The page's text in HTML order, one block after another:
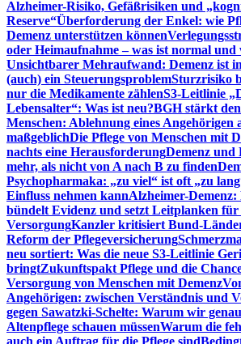
Alzheimer-Risiko, Gefäßrisiken und
Reserve“Überforderung der Enkel: wie
Demenz unterstützen können
oder Heimaufnahme – was ist normal und
Unsichtbarer Mehraufwand: Demenz ist
(auch) ein SteuerungsproblemSturzrisiko
nur die Medikamente zählenS3-Leitlinie
Lebensalter“: Was ist neu?BGH stärkt
Menschen: Ablehnung eines Angehörigen
maßgeblichDie Pflege von Menschen mit
nachts eine HerausforderungDemenz und
mehr, als nicht von A nach B zu finden
Psychopharmaka: „zu viel“ ist oft „zu
Einfluss nehmen kannAlzheimer-
bündelt Evidenz und setzt Leitplanken für
VersorgungKanzler kritisiert Bund-
Reform der Pflegeversicherung
neu sortiert: Was die neue S3-Leitlinie
bringtZukunftspakt Pflege und die
Versorgung von Menschen mit Demenz
Angehörigen: zwischen Verständnis und
gegen Sawatzki-Schelte: Warum wir
Altenpflege schauen müssenWarum die